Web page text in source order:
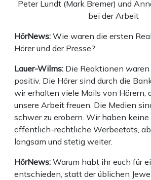
Peter Lundt (Mark Bremer) und
bei der Arbeit
HörNews: Wie waren die ersten
Hörer und der Presse?
Lauer-Wilms: Die Reaktionen
positiv. Die Hörer sind durch die
wir erhalten viele Mails von Hörern,
unsere Arbeit freuen. Die Medien
schwer zu erobern. Wir haben keine
öffentlich-rechtliche Werbeetats,
langsam und stetig weiter.
HörNews: Warum habt ihr euch für
entschieden, statt der üblichen